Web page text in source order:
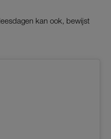
kan ook, bewijst